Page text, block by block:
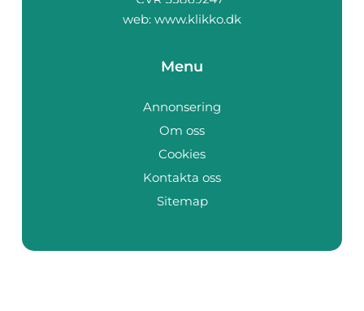
web: www.klikko.dk
Menu
Annonsering
Om oss
Cookies
Kontakta oss
Sitemap